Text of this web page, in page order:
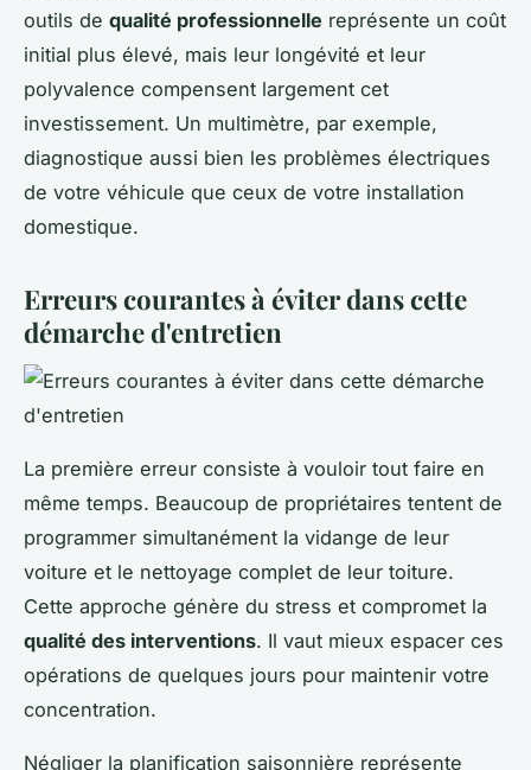
outils de qualité professionnelle représente un coût
initial plus élevé, mais leur longévité et leur
polyvalence compensent largement cet
investissement. Un multimètre, par exemple,
diagnostique aussi bien les problèmes électriques
de votre véhicule que ceux de votre installation
domestique.
Erreurs courantes à éviter dans cette
démarche d'entretien
La première erreur consiste à vouloir tout faire en
même temps. Beaucoup de propriétaires tentent de
programmer simultanément la vidange de leur
voiture et le nettoyage complet de leur toiture.
Cette approche génère du stress et compromet la
qualité des interventions. Il vaut mieux espacer ces
opérations de quelques jours pour maintenir votre
concentration.
Négliger la planification saisonnière représente